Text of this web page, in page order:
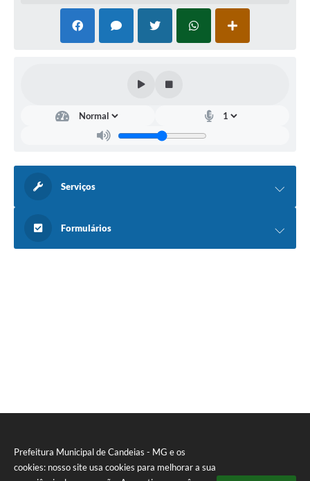
Prefeitura Municipal de Candeias - MG e os
cookies: nosso site usa cookies para melhorar a sua
Serviços
Formulários